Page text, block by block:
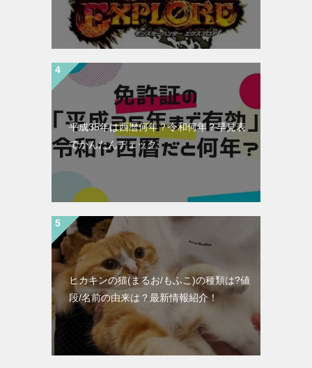
平成35年は西暦何年？令和何年？早見表
でかんたんチェック
ヒカキンの猫(まるお/もふこ)の種類は?値
段/名前の由来は？最新情報紹介！